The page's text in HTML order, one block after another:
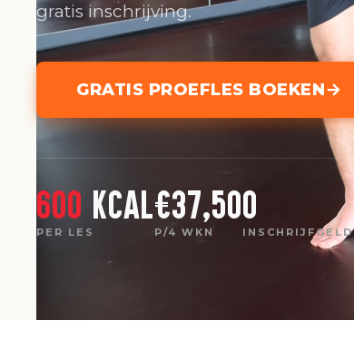
gratis inschrijving.
GRATIS PROEFLES BOEKEN
600 kcal
PER LES
€37,50
P/4 WKN
0
INSCHRIJFGELD